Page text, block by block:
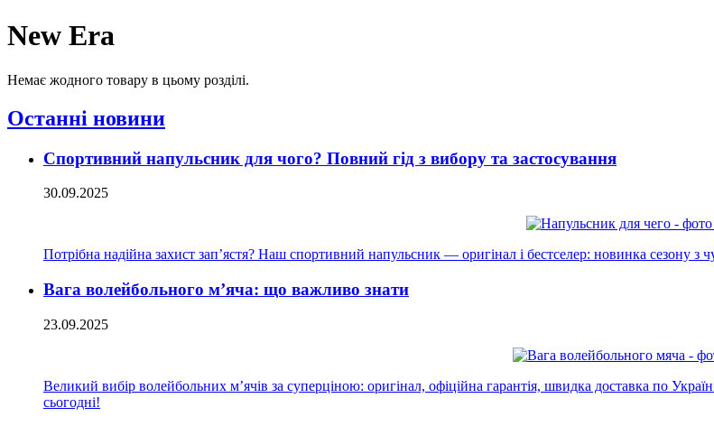
New Era
Немає жодного товару в цьому розділі.
Останні новини
Спортивний напульсник для чого? Повний гід з вибору та застосування
30.09.2025
Потрібна надійна захист зап’ястя? Наш спортивний напульсник — оригінал і бестселер: новинка сезону з
Вага волейбольного м’яча: що важливо знати
23.09.2025
Великий вибір волейбольних м’ячів за суперціною: оригінал, офіційна гарантія, швидка доставка по
сьогодні!